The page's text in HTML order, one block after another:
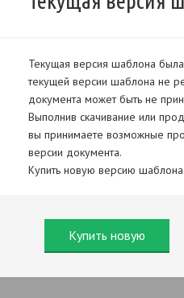
Текущая версия шаблона
текущей версии шаблона не
документа может быть не
Выполнив скачивание или
вы принимаете возможные
версии документа.
Купить новую версию
Купить новую